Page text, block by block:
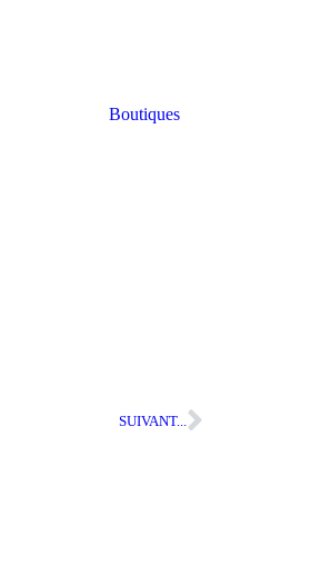
Boutiques
SUIVANT...